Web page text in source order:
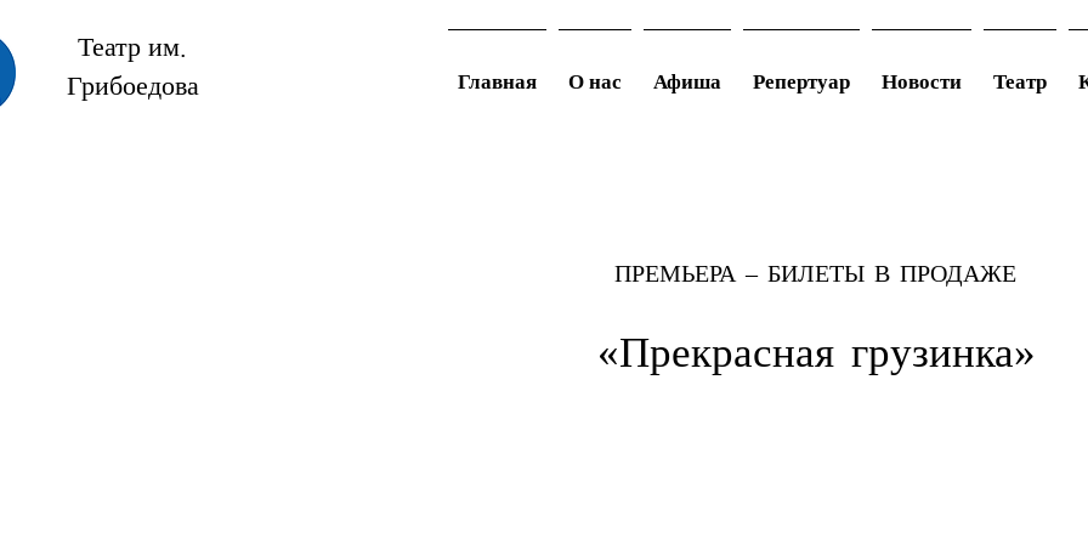
Театр им.
Грибоедова
Главная О нас Афиша Репертуар Новости Театр
ПРЕМЬЕРА – БИЛЕТЫ В ПРОДАЖЕ
«Прекрасная грузинка»